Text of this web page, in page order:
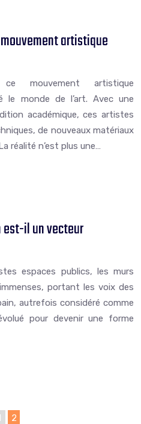
artistique
mouvement artistique
le monde de l’art. Avec une
académique, ces artistes
de nouveaux matériaux
réalité n’est plus une…
il un vecteur
espaces publics, les murs
portant les voix des
autrefois considéré comme
pour devenir une forme
2